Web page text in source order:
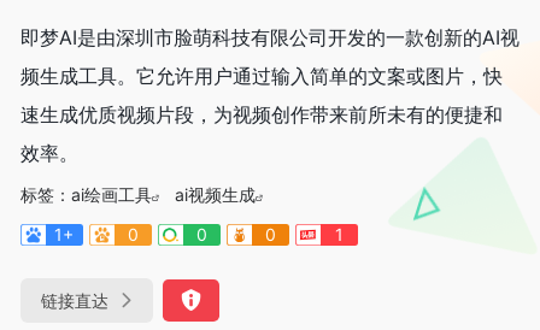
即梦AI是由深圳市脸萌科技有限公司开发的一款创新的AI视
频生成工具。它允许用户通过输入简单的文案或图片，快
速生成优质视频片段，为视频创作带来前所未有的便捷和
效率。
标签： ai绘画工具
ai视频生成
1+
0 0 0 1
链接直达